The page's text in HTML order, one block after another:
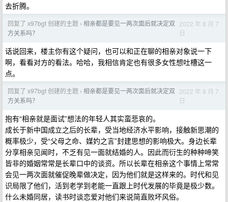
去折腾。
回复了 x97bgt 创建的主题 › 相亲都是要见一两次面后就决定双
方关系吗？
2022 年 8 月 7
日
话说回来，楼主你有这个疑问，也可以和正在聊的相亲对象说一下
啊，看看对方的看法。哈哈，我相信肯定也有很多女性想吐槽这一
点。
回复了 x97bgt 创建的主题 › 相亲都是要见一两次面后就决定双
方关系吗？
2022 年 8 月 7
日
抱有“相亲就是面试”想法的年轻人其实蛮悲哀的。
成长于新中国成立之后的长辈，受当地经济水平影响，接触新思潮的
概率极少，受“父母之命、媒妁之言”封建思想的影响极大。身边长辈
分享相亲见闻时，不乏有见一面就结婚的人。因此而衍生的种种啼笑
皆非的婚姻常常是长辈口中的谈资。所以长辈在相亲这个事情上常常
会见一两次面就催促晚辈做决定，因为他们就是这样来的。时代和见
识局限了他们，活到老学到老能一直跟上时代发展的毕竟是极少数。
什么未婚同居，读书时谈恋爱对他们来说简直败坏风俗。